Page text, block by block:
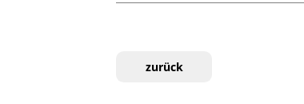
zurück